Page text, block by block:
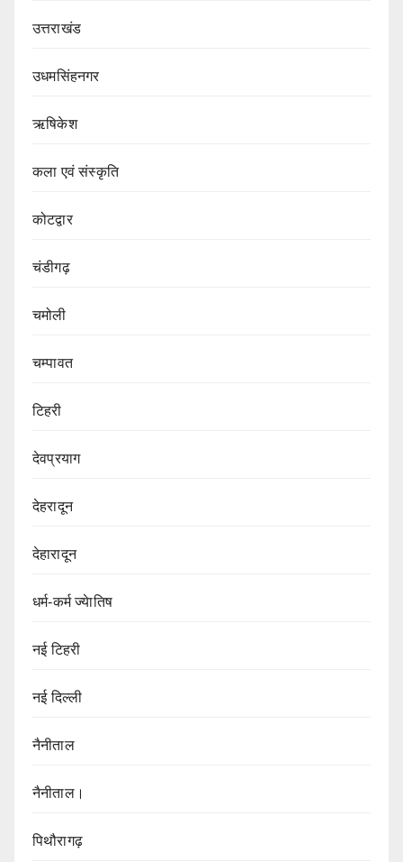
उत्तराखंड
उधमसिंहनगर
ऋषिकेश
कला एवं संस्कृति
कोटद्वार
चंडीगढ़
चमोली
चम्पावत
टिहरी
देवप्रयाग
देहरादून
देहारादून
धर्म-कर्म ज्येातिष
नई टिहरी
नई दिल्ली
नैनीताल
नैनीताल।
पिथौरागढ़